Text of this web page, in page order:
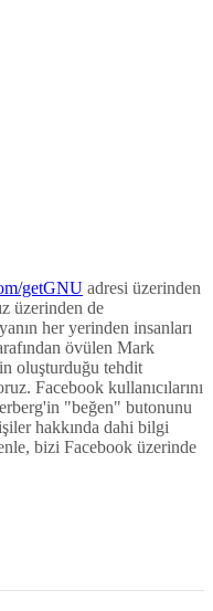
getGNU adresi üzerinden
üzerinden de
her yerinden insanları
övülen Mark
oluşturduğu tehdit
Facebook kullanıcılarını
"beğen" butonunu
hakkında dahi bilgi
bizi Facebook üzerinde